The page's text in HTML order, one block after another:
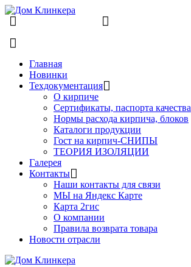
Главная
Новинки
Техдокументация
О кирпиче
Сертификаты, паспорта качества
Нормы расхода кирпича, блоков
Каталоги продукции
Гост на кирпич-СНИПЫ
ТЕОРИЯ ИЗОЛЯЦИИ
Галерея
Контакты
Наши контакты для связи
МЫ на Яндекс Карте
Карта 2гис
О компании
Правила возврата товара
Новости отрасли